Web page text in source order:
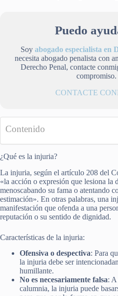
Puedo
Soyabogado especialista en
necesita abogado penalista con
Derecho Penal, contacte
compromiso.
CONTACTE
Contenido
¿Qué es la injuria?
La injuria, según el artículo 208 del
«la acción o expresión que lesiona la
menoscabando su fama o atentando
estimación». En otras palabras, una
manifestación que ofenda a una
reputación o su sentido de dignidad.
Características de la injuria:
Ofensiva o despectiva: Para
la injuria debe ser
humillante.
No es necesariamente falsa:
calumnia, la injuria puede